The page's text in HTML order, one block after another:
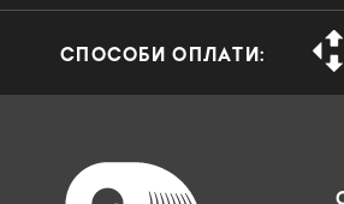
Jacques Loussier Trio
James Horner
Reiner
Jascha Heifetz & Gregor
СПОСОБИ ОПЛАТИ: